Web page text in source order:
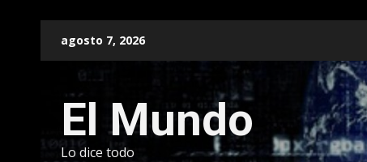
agosto 7, 2026
El Mundo
Lo dice todo